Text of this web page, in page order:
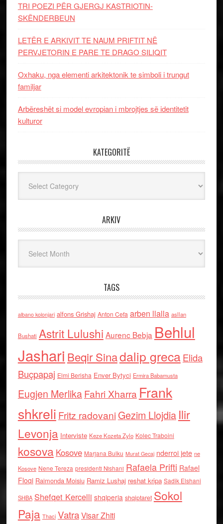
TRI POEZI PËR GJERGJ KASTRIOTIN-
SKËNDERBEUN
LETËR E ARKIVIT TE NAUM PRIFTIT NË
PERVJETORIN E PARE TE DRAGO SILIQIT
Oxhaku, nga elementi arkitektonik te simboli i trungut
familjar
Arbëreshët si model evropian i mbrojtjes së identitetit
kulturor
KATEGORITË
ARKIV
TAGS
albano kolonjari alfons Grishaj Anton Cefa arben llalla asllan
Bushati Astrit Lulushi Aurenc Bebja Behlul
Jashari Beqir Sinadalip grecaElida
Buçpapaj Elmi Berisha Enver Bytyci Ermira Babamusta
Eugjen MerlikaFahri Xharra Frank
shkreli Fritz radovaniGezim Llojdia Ilir
Levonja Interviste Keze Kozeta Zylo Kolec Traboini
kosova Kosove Marjana Bulku Murat Gecaj nderroi jete ne
Kosove Nene Tereza presidenti Nishani Rafaela Prifti Rafael
Floqi Raimonda Moisiu Ramiz Lushaj reshat kripa Sadik Elshani
SHBA Shefqet Kercelli shqiperia shqiptaret Sokol
Paja Thaci VatraVisar Zhiti